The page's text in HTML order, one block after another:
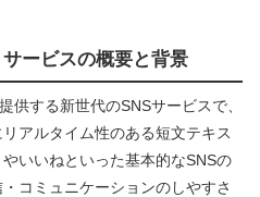
ービスの概要と背景
供する新世代のSNSサービスで、
アルタイム性のある短文テキス
いいねといった基本的なSNSの
コミュニケーションのしやすさ